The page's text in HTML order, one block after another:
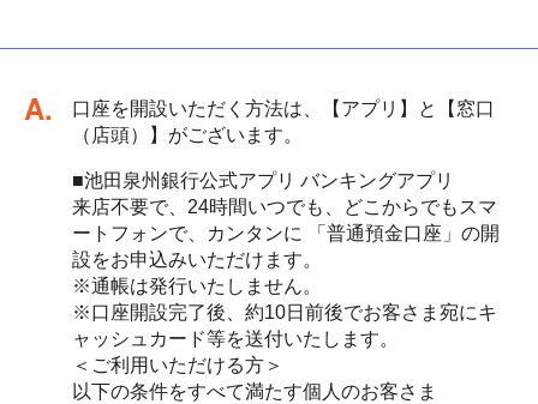
回答
口座を開設いただく方法は、【アプリ】と【窓口
（店頭）】がございます。
■池田泉州銀行公式アプリ バンキングアプリ
来店不要で、24時間いつでも、どこからでもスマ
ートフォンで、カンタンに 「普通預金口座」の開
設をお申込みいただけます。
※通帳は発行いたしません。
※口座開設完了後、約10日前後でお客さま宛にキ
ャッシュカード等を送付いたします。
＜ご利用いただける方＞
以下の条件をすべて満たす個人のお客さま